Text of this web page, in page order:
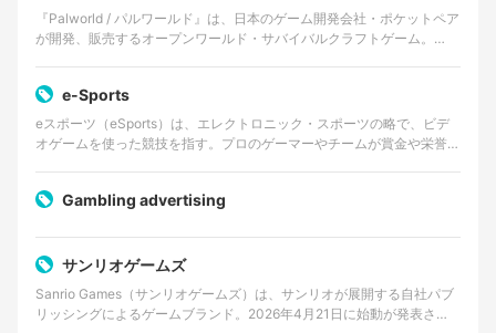
『Palworld / パルワールド』は、日本のゲーム開発会社・ポケットペア
が開発、販売するオープンワールド・サバイバルクラフトゲーム。
e-Sports
eスポーツ（eSports）は、エレクトロニック・スポーツの略で、ビデ
オゲームを使った競技を指す。プロのゲーマーやチームが賞金や栄誉を
Gambling advertising
サンリオゲームズ
Sanrio Games（サンリオゲームズ）は、サンリオが展開する自社パブ
リッシングによるゲームブランド。2026年4月21日に始動が発表さ